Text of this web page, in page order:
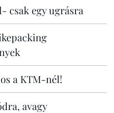
csak egy ugrásra
a KTM-nél!
avagy